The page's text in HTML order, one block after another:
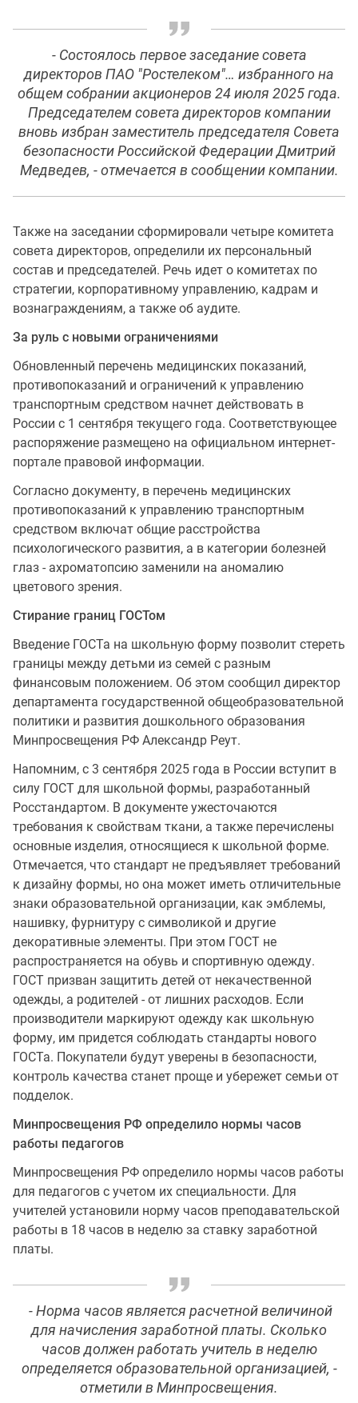
- Состоялось первое заседание совета
директоров ПАО "Ростелеком"… избранного на
общем собрании акционеров 24 июля 2025 года.
Председателем совета директоров компании
вновь избран заместитель председателя Совета
безопасности Российской Федерации Дмитрий
Медведев, - отмечается в сообщении компании.
Также на заседании сформировали четыре комитета
совета директоров, определили их персональный
состав и председателей. Речь идет о комитетах по
стратегии, корпоративному управлению, кадрам и
вознаграждениям, а также об аудите.
За руль с новыми ограничениями
Обновленный перечень медицинских показаний,
противопоказаний и ограничений к управлению
транспортным средством начнет действовать в
России с 1 сентября текущего года. Соответствующее
распоряжение размещено на официальном интернет-
портале правовой информации.
Согласно документу, в перечень медицинских
противопоказаний к управлению транспортным
средством включат общие расстройства
психологического развития, а в категории болезней
глаз - ахроматопсию заменили на аномалию
цветового зрения.
Стирание границ ГОСТом
Введение ГОСТа на школьную форму позволит стереть
границы между детьми из семей с разным
финансовым положением. Об этом сообщил директор
департамента государственной общеобразовательной
политики и развития дошкольного образования
Минпросвещения РФ Александр Реут.
Напомним, с 3 сентября 2025 года в России вступит в
силу ГОСТ для школьной формы, разработанный
Росстандартом. В документе ужесточаются
требования к свойствам ткани, а также перечислены
основные изделия, относящиеся к школьной форме.
Отмечается, что стандарт не предъявляет требований
к дизайну формы, но она может иметь отличительные
знаки образовательной организации, как эмблемы,
нашивку, фурнитуру с символикой и другие
декоративные элементы. При этом ГОСТ не
распространяется на обувь и спортивную одежду.
ГОСТ призван защитить детей от некачественной
одежды, а родителей - от лишних расходов. Если
производители маркируют одежду как школьную
форму, им придется соблюдать стандарты нового
ГОСТа. Покупатели будут уверены в безопасности,
контроль качества станет проще и убережет семьи от
подделок.
Минпросвещения РФ определило нормы часов
работы педагогов
Минпросвещения РФ определило нормы часов работы
для педагогов с учетом их специальности. Для
учителей установили норму часов преподавательской
работы в 18 часов в неделю за ставку заработной
платы.
- Норма часов является расчетной величиной
для начисления заработной платы. Сколько
часов должен работать учитель в неделю
определяется образовательной организацией, -
отметили в Минпросвещения.